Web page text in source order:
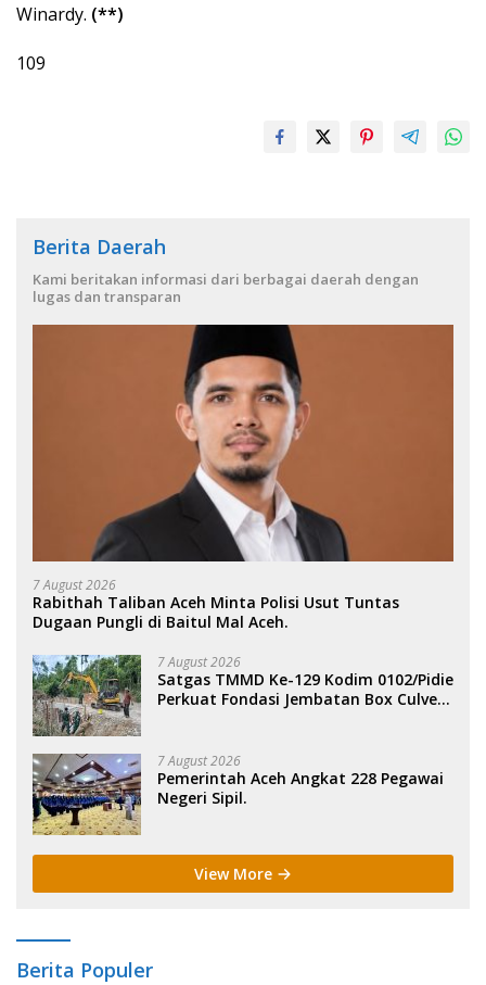
Winardy. (**)
109
Berita Daerah
Kami beritakan informasi dari berbagai daerah dengan
lugas dan transparan
7 August 2026
Rabithah Taliban Aceh Minta Polisi Usut Tuntas
Dugaan Pungli di Baitul Mal Aceh.
7 August 2026
Satgas TMMD Ke-129 Kodim 0102/Pidie
Perkuat Fondasi Jembatan Box Culvert
7 August 2026
Pemerintah Aceh Angkat 228 Pegawai
Negeri Sipil.
View More
Berita Populer